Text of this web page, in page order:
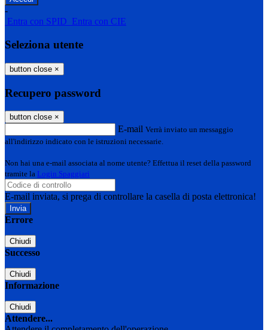
-
Entra con SPID Entra con CIE
Seleziona utente
button close ×
Recupero password
button close ×
E-mail Verrà inviato un messaggio
all'indirizzo indicato con le istruzioni necessarie.
Non hai una e-mail associata al nome utente? Effettua il reset della password
tramite la Login Spaggiari
E-mail inviata, si prega di controllare la casella di posta elettronica!
Errore
Chiudi
Successo
Chiudi
Informazione
Chiudi
Attendere...